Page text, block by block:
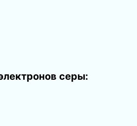
серы: